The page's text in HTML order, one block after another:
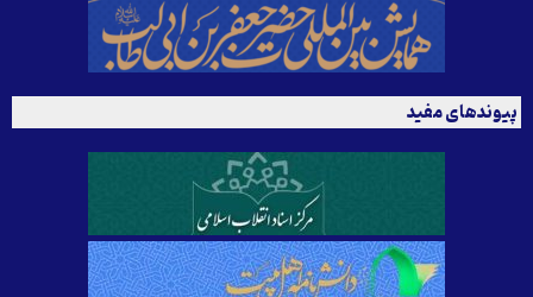
پیوندهای مفید